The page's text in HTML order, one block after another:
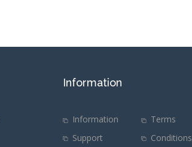
Information
Information
Terms
Support
Conditions